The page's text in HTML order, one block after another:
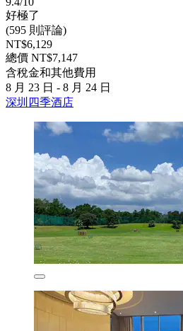
好極了
(595 則評論)
NT$6,129
總價 NT$7,147
含稅金和其他費用
8 月 23 日 - 8 月 24 日
深圳四季酒店